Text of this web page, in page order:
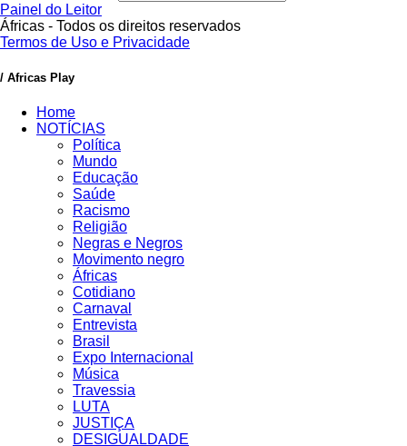
Painel do Leitor
Áfricas - Todos os direitos reservados
Termos de Uso e Privacidade
/ Africas Play
Home
NOTÍCIAS
Política
Mundo
Educação
Saúde
Racismo
Religião
Negras e Negros
Movimento negro
Áfricas
Cotidiano
Carnaval
Entrevista
Brasil
Expo Internacional
Música
Travessia
LUTA
JUSTIÇA
DESIGUALDADE